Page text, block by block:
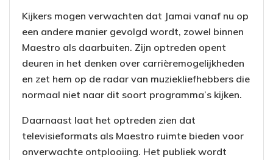
Kijkers mogen verwachten dat Jamai vanaf nu op
een andere manier gevolgd wordt, zowel binnen
Maestro als daarbuiten. Zijn optreden opent
deuren in het denken over carrièremogelijkheden
en zet hem op de radar van muziekliefhebbers die
normaal niet naar dit soort programma’s kijken.
Daarnaast laat het optreden zien dat
televisieformats als Maestro ruimte bieden voor
onverwachte ontplooiing. Het publiek wordt